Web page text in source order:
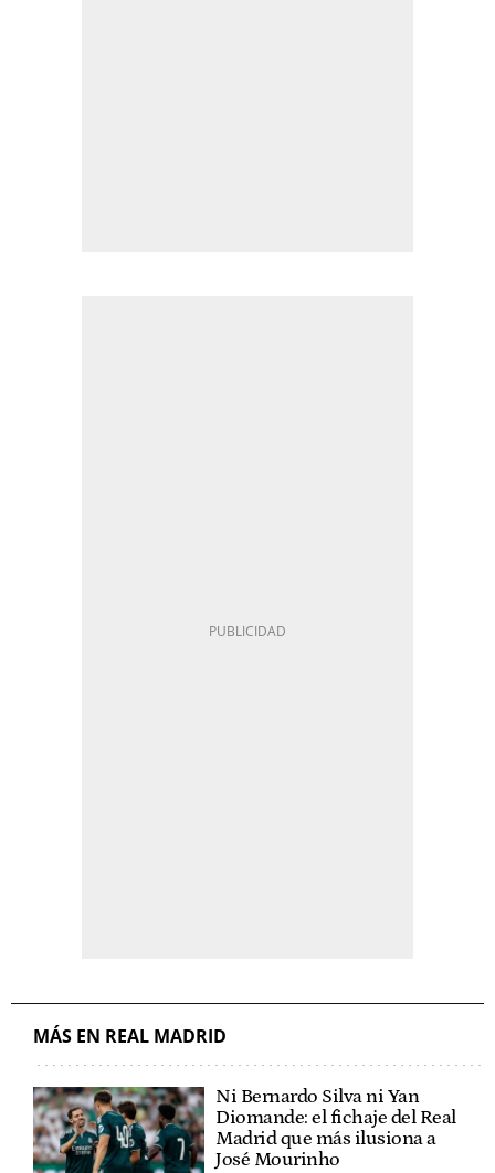
MÁS EN REAL MADRID
Ni Bernardo Silva ni Yan
Diomande: el fichaje del Real
Madrid que más ilusiona a
José Mourinho